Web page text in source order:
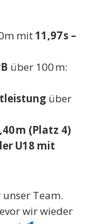
mit11,97 s –
über 100 m:
über
m (Platz 4)
U18 mit
Team.
wir wieder